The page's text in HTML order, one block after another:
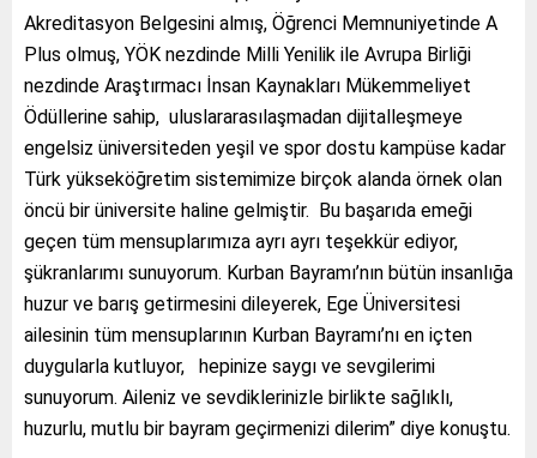
Akreditasyon Belgesini almış, Öğrenci Memnuniyetinde A
Plus olmuş, YÖK nezdinde Milli Yenilik ile Avrupa Birliği
nezdinde Araştırmacı İnsan Kaynakları Mükemmeliyet
Ödüllerine sahip, uluslararasılaşmadan dijitalleşmeye
engelsiz üniversiteden yeşil ve spor dostu kampüse kadar
Türk yükseköğretim sistemimize birçok alanda örnek olan
öncü bir üniversite haline gelmiştir. Bu başarıda emeği
geçen tüm mensuplarımıza ayrı ayrı teşekkür ediyor,
şükranlarımı sunuyorum. Kurban Bayramı’nın bütün insanlığa
huzur ve barış getirmesini dileyerek, Ege Üniversitesi
ailesinin tüm mensuplarının Kurban Bayramı’nı en içten
duygularla kutluyor, hepinize saygı ve sevgilerimi
sunuyorum. Aileniz ve sevdiklerinizle birlikte sağlıklı,
huzurlu, mutlu bir bayram geçirmenizi dilerim” diye konuştu.